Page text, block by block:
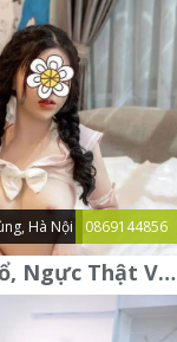
Hà Nội 0869144856
Diệp Anh Phố Cổ, Ngực Thật Vú To Thơm Tho Quyến Rũ